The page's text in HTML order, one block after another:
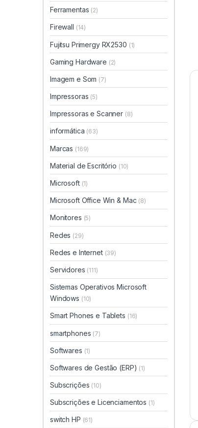
Ferramentas (2)
Firewall (14)
Fujitsu Primergy RX2530 (1)
Gaming Hardware (2)
Imagem e Som (7)
Impressoras (5)
Impressoras e Scanner (8)
informática (63)
Marcas (169)
Material de Escritório (10)
Microsoft (1)
Microsoft Office Win & Mac (8)
Monitores (5)
Redes (29)
Redes e Internet (39)
Servidores (111)
Sistemas Operativos Microsoft
Windows (10)
Smart Phones e Tablets (16)
smartphones (7)
Softwares (1)
Softwares de Gestão (ERP) (1)
Subscrições (10)
Subscrições e Licenciamentos (1)
switch HP (61)